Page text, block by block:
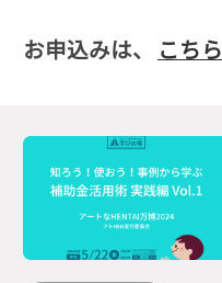
お申込みは、 こちら